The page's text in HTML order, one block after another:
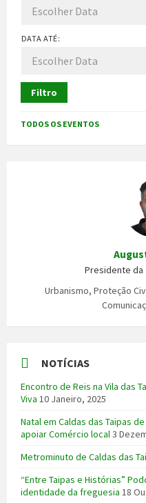
DATA ATÉ:
Filtro
TODOS OS EVENTOS
Presidente da
Urbanismo, Proteção
NOTÍCIAS
Encontro de Reis na Vila das
Viva 10 Janeiro, 2025
Natal em Caldas das Taipas
apoiar Comércio local3
Metrominuto de Caldas das
“Entre Taipas e Histórias”
identidade da freguesia 18